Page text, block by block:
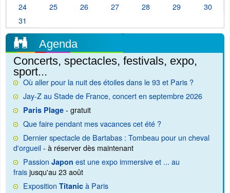
24
25 26 27 28 29
30
31
Agenda
Concerts, spectacles, festivals, expo,
sport...
Où aller pour la nuit des étoiles dans le 93 et Paris ?
Jay-Z au Stade de France, concert en septembre 2026
Paris Plage - gratuit
Que faire pendant mes vacances cet été ?
Dernier spectacle de Bartabas : Tombeau pour un cheval
d'orgueil- à réserver dès maintenant
Passion Japon est une expo immersive et ... au
fraisjusqu'au 23 août
Exposition Titanic à Paris